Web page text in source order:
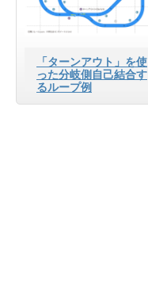
「ターンアウト」を使
った分岐側自己結合す
るループ例